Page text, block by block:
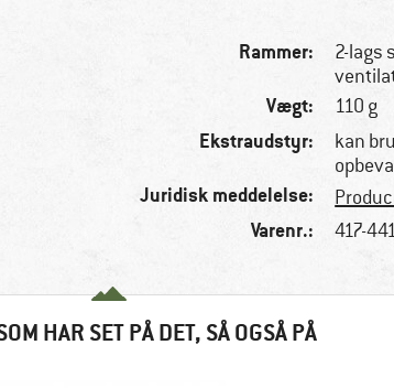
Rammer:
2-lags
Vægt: 110 g
Ekstraudstyr:
kan
Juridisk meddelelse:
Varenr.: 417-
HAR SET PÅ DET, SÅ OGSÅ PÅ